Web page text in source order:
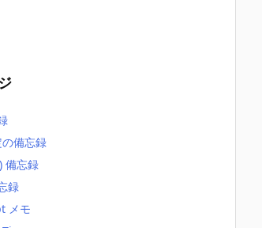
備忘録
備忘録
録
メモ